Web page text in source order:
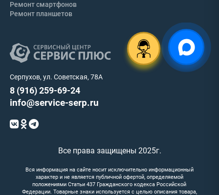
Серпухов, ул. Советская, 78А
8 (916) 259-69-24
info@service-serp.ru
Ремонт смартфонов
Ремонт планшетов
Все права защищены 2025г.
Вся информация на сайте носит исключительно информационный
характер и не является публичной офертой, определяемой
положениями Статьи 437 Гражданского кодекса Российской
Федерации. Товарные знаки используется с целью описания товара,